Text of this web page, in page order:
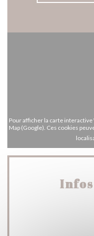
Pour afficher la carte interactive
Map (Google). Ces cookies